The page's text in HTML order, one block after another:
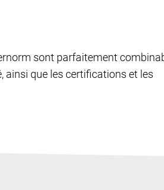
sont parfaitement
ainsi que les certifications et les